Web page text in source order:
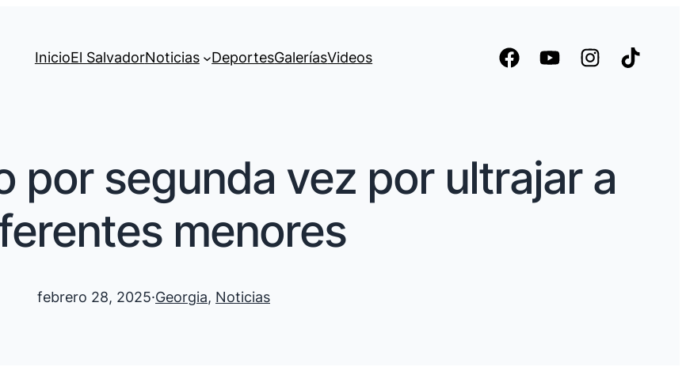
InicioEl SalvadorNoticias DeportesGaleríasVideos
por segunda vez por ultrajar a
menores
febrero 28, 2025·Georgia, Noticias